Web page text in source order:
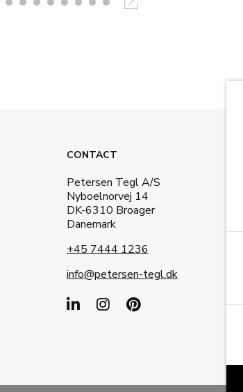
CONTACT
Petersen Tegl A/S
Nyboelnorvej 14
DK-6310 Broager
Danemark
+45 7444 1236
info@petersen-tegl.dk